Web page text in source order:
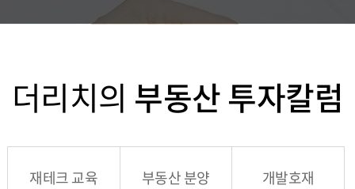
더리치의 부동산 투자칼럼
재테크 교육 부동산 분양 개발호재